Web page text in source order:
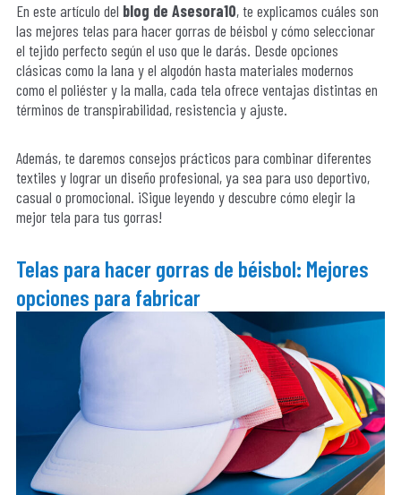
En este artículo del blog de Asesora10, te explicamos cuáles son
las mejores telas para hacer gorras de béisbol y cómo seleccionar
el tejido perfecto según el uso que le darás. Desde opciones
clásicas como la lana y el algodón hasta materiales modernos
como el poliéster y la malla, cada tela ofrece ventajas distintas en
términos de transpirabilidad, resistencia y ajuste.
Además, te daremos consejos prácticos para combinar diferentes
textiles y lograr un diseño profesional, ya sea para uso deportivo,
casual o promocional. ¡Sigue leyendo y descubre cómo elegir la
mejor tela para tus gorras!
Telas para hacer gorras de béisbol: Mejores
opciones para fabricar